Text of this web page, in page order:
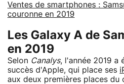
Ventes de smartphones :
couronne en 2019
Les Galaxy A de
en 2019
Selon Canalys, l'année 2019 a
succès d'Apple, qui place ses
aux deux premières places du